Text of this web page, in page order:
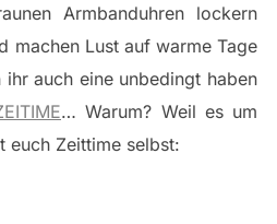
Armbanduhren lockern
machen Lust auf warme Tage
auch eine unbedingt haben
… Warum? Weil es um
euch Zeittime selbst: